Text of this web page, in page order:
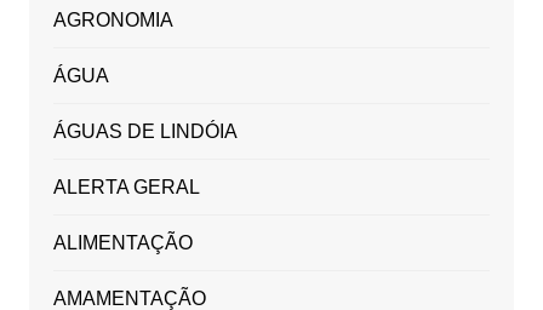
AGRONOMIA
ÁGUA
ÁGUAS DE LINDÓIA
ALERTA GERAL
ALIMENTAÇÃO
AMAMENTAÇÃO